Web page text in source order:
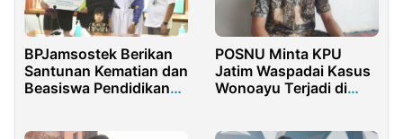
BPJamsostek Berikan
Santunan Kematian dan
Beasiswa Pendidikan
POSNU Minta KPU
Jatim Waspadai Kasus
Wonoayu Terjadi di